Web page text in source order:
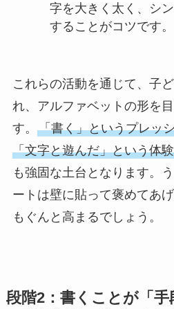
字を大きく太く、シ
することがコツです。
これらの活動を通じて、子
れ、アルファベットの形を
す。 「書く」というプレッ
「文字と遊んだ」という体験
も強固な土台となります。
ートは壁に貼って褒めてあ
もぐんと高まるでしょう。
段階2：書くことが「